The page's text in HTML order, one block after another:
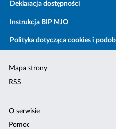
Deklaracja dostępności
Instrukcja BIP MJO
Polityka dotycząca cookies i
Mapa strony
RSS
O serwisie
Pomoc